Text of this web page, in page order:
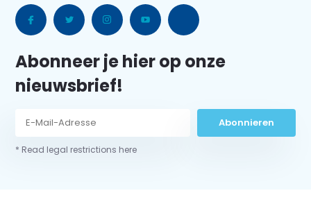
Abonneer je hier op onze
nieuwsbrief!
Abonnieren
* Read legal restrictions here